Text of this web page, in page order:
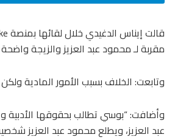
مقربة لـ محمود عبد العزيز والزيجة
وتابعت: الخلاف بسبب الأمور المادية
وأضافت: “بوسي تطالب بحقوقها
عبد العزيز، ويطلع محمود عبد العزيز